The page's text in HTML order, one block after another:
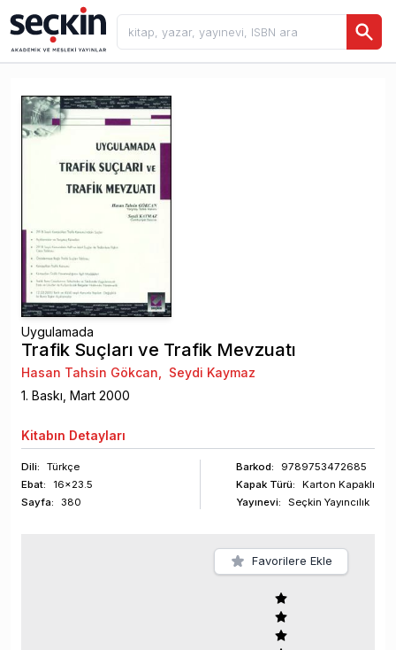
Uygulamada
Trafik Suçları ve Trafik Mevzuatı
Hasan Tahsin Gökcan
Seydi Kaymaz
1. Baskı, Mart 2000
Kitabın Detayları
Dili:
Türkçe
Ebat:
16x23.5
Sayfa: 380
Barkod:
9789753472685
Kapak Türü:
Karton Kapaklı
Yayınevi:
Seçkin Yayıncılık
Favorilere Ekle